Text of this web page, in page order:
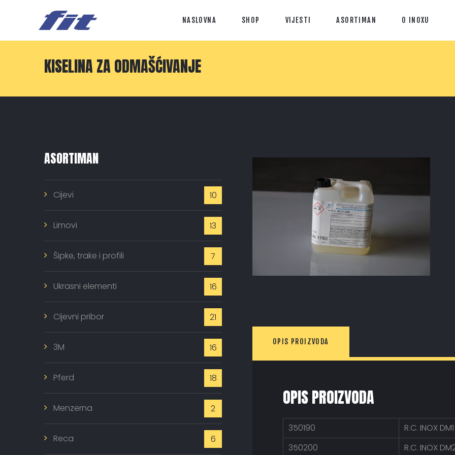
NASLOVNA SHOP VIJESTI ASORTIMAN O INOXU
KISELINA ZA ODMAŠĆIVANJE
OPIS PROIZVODA
OPIS PROIZVODA
350190
R.C. INOX DM1
350200
R.C. INOX
ASORTIMAN
Cijevi 10
Limovi 13
Šipke, trake i profili 7
Ukrasni elementi 16
Cijevni pribor 21
3M 16
Pferd 18
Menzerna 2
Reca 6